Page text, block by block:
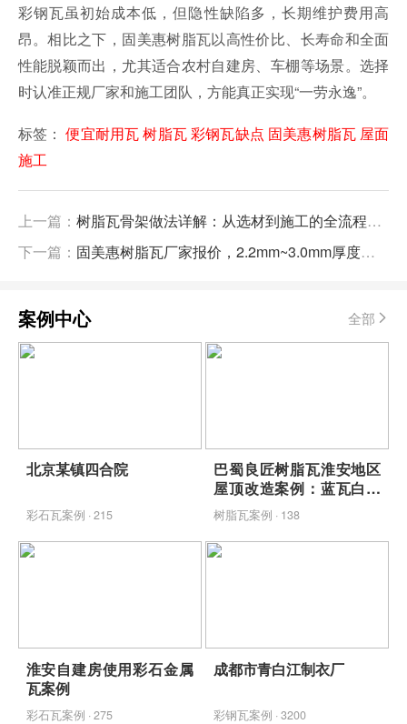
彩钢瓦虽初始成本低，但隐性缺陷多，长期维护费用高
昂。相比之下，固美惠树脂瓦以高性价比、长寿命和全面
性能脱颖而出，尤其适合农村自建房、车棚等场景。选择
时认准正规厂家和施工团队，方能真正实现“一劳永逸”。
标签：便宜耐用瓦树脂瓦彩钢瓦缺点 固美惠树脂瓦 屋面
施工
上一篇： 树脂瓦骨架做法详解：从选材到施工的全流程指南
下一篇： 固美惠树脂瓦厂家报价，2.2mm~3.0mm厚度树脂瓦价格表
案例中心 全部
北京某镇四合院
彩石瓦案例 · 215
巴蜀良匠树脂瓦淮安地区
屋顶改造案例：蓝瓦白墙
映青山，包工包料省心焕
新
树脂瓦案例 · 138
淮安自建房使用彩石金属
瓦案例
彩石瓦案例 · 275
成都市青白江制衣厂
彩钢瓦案例 · 3200